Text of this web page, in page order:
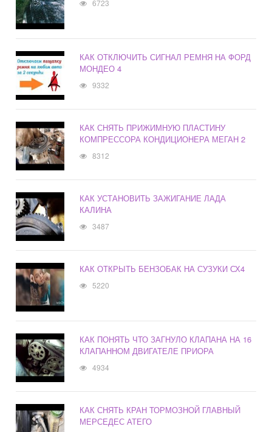
6723
КАК ОТКЛЮЧИТЬ СИГНАЛ РЕМНЯ НА ФОРД
МОНДЕО 4
9332
КАК СНЯТЬ ПРИЖИМНУЮ ПЛАСТИНУ
КОМПРЕССОРА КОНДИЦИОНЕРА МЕГАН 2
8312
КАК УСТАНОВИТЬ ЗАЖИГАНИЕ ЛАДА
КАЛИНА
3487
КАК ОТКРЫТЬ БЕНЗОБАК НА СУЗУКИ СХ4
5220
КАК ПОНЯТЬ ЧТО ЗАГНУЛО КЛАПАНА НА 16
КЛАПАННОМ ДВИГАТЕЛЕ ПРИОРА
4934
КАК СНЯТЬ КРАН ТОРМОЗНОЙ ГЛАВНЫЙ
МЕРСЕДЕС АТЕГО